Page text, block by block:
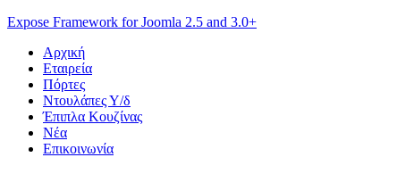
Expose Framework for Joomla 2.5 and 3.0+
Αρχική
Εταιρεία
Πόρτες
Ντουλάπες Υ/δ
Έπιπλα Κουζίνας
Νέα
Επικοινωνία